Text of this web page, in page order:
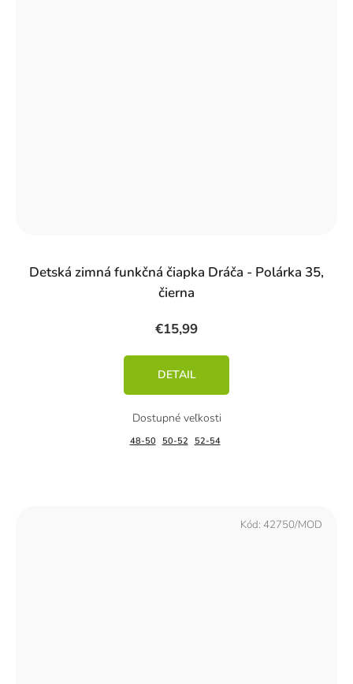
Detská zimná funkčná čiapka Dráča - Polárka 35,
čierna
€15,99
DETAIL
48-50 50-52 52-54
Kód: 42750/MOD